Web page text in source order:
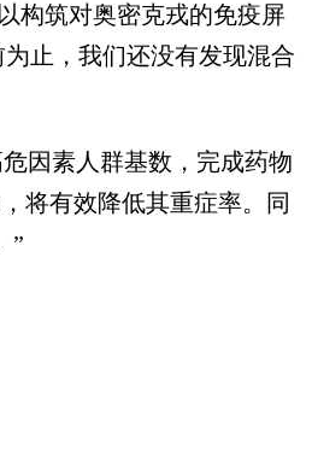
构筑对奥密克戎的免疫屏
止，我们还没有发现混合
因素人群基数，完成药物
将有效降低其重症率。同
”